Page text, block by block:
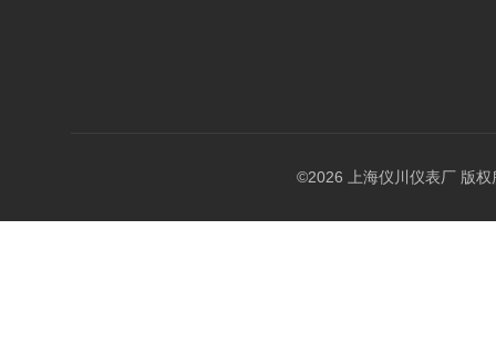
©2026 上海仪川仪表厂 版